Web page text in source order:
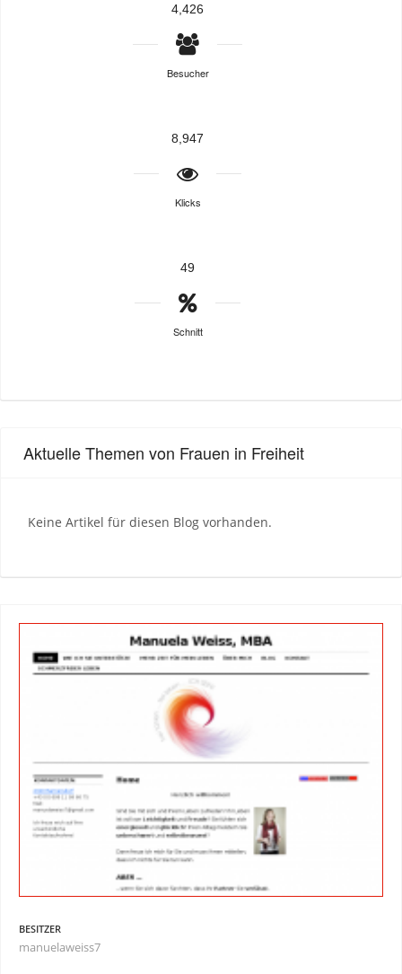
4,426
Besucher
8,947
Klicks
49
Schnitt
Aktuelle Themen von Frauen in Freiheit
Keine Artikel für diesen Blog vorhanden.
BESITZER
manuelaweiss7